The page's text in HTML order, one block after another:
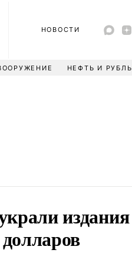
НОВОСТИ
НЕФТЬ И РУБЛЬ
издания